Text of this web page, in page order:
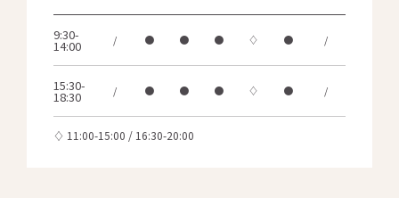
9:30-
14:00 / ● ● ● ♢ ● /
15:30-
18:30 / ● ● ● ♢ ● /
♢ 11:00-15:00 / 16:30-20:00